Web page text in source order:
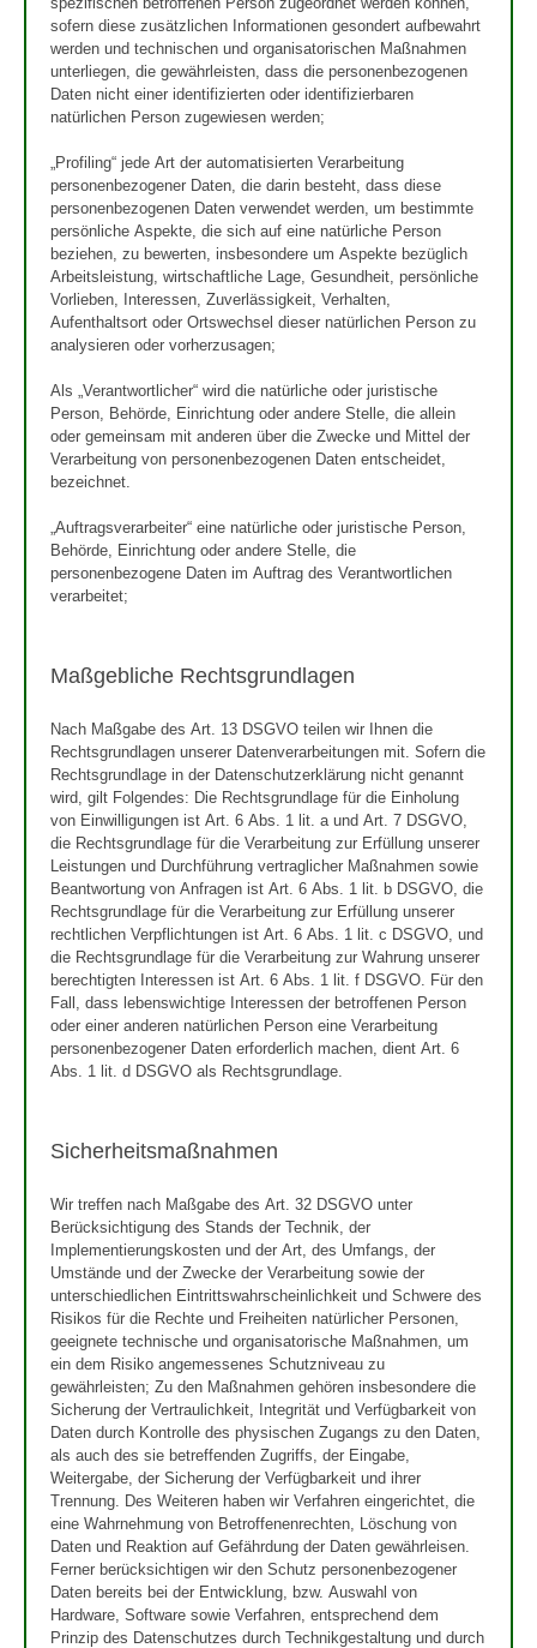
sofern diese zusätzlichen Informationen gesondert aufbewahrt
werden und technischen und organisatorischen Maßnahmen
unterliegen, die gewährleisten, dass die personenbezogenen
Daten nicht einer identifizierten oder identifizierbaren
natürlichen Person zugewiesen werden;
„Profiling“ jede Art der automatisierten Verarbeitung
personenbezogener Daten, die darin besteht, dass diese
personenbezogenen Daten verwendet werden, um bestimmte
persönliche Aspekte, die sich auf eine natürliche Person
beziehen, zu bewerten, insbesondere um Aspekte bezüglich
Arbeitsleistung, wirtschaftliche Lage, Gesundheit, persönliche
Vorlieben, Interessen, Zuverlässigkeit, Verhalten,
Aufenthaltsort oder Ortswechsel dieser natürlichen Person zu
analysieren oder vorherzusagen;
Als „Verantwortlicher“ wird die natürliche oder juristische
Person, Behörde, Einrichtung oder andere Stelle, die allein
oder gemeinsam mit anderen über die Zwecke und Mittel der
Verarbeitung von personenbezogenen Daten entscheidet,
bezeichnet.
„Auftragsverarbeiter“ eine natürliche oder juristische Person,
Behörde, Einrichtung oder andere Stelle, die
personenbezogene Daten im Auftrag des Verantwortlichen
verarbeitet;
Maßgebliche Rechtsgrundlagen
Nach Maßgabe des Art. 13 DSGVO teilen wir Ihnen die
Rechtsgrundlagen unserer Datenverarbeitungen mit. Sofern die
Rechtsgrundlage in der Datenschutzerklärung nicht genannt
wird, gilt Folgendes: Die Rechtsgrundlage für die Einholung
von Einwilligungen ist Art. 6 Abs. 1 lit. a und Art. 7 DSGVO,
die Rechtsgrundlage für die Verarbeitung zur Erfüllung unserer
Leistungen und Durchführung vertraglicher Maßnahmen sowie
Beantwortung von Anfragen ist Art. 6 Abs. 1 lit. b DSGVO, die
Rechtsgrundlage für die Verarbeitung zur Erfüllung unserer
rechtlichen Verpflichtungen ist Art. 6 Abs. 1 lit. c DSGVO, und
die Rechtsgrundlage für die Verarbeitung zur Wahrung unserer
berechtigten Interessen ist Art. 6 Abs. 1 lit. f DSGVO. Für den
Fall, dass lebenswichtige Interessen der betroffenen Person
oder einer anderen natürlichen Person eine Verarbeitung
personenbezogener Daten erforderlich machen, dient Art. 6
Abs. 1 lit. d DSGVO als Rechtsgrundlage.
Sicherheitsmaßnahmen
Wir treffen nach Maßgabe des Art. 32 DSGVO unter
Berücksichtigung des Stands der Technik, der
Implementierungskosten und der Art, des Umfangs, der
Umstände und der Zwecke der Verarbeitung sowie der
unterschiedlichen Eintrittswahrscheinlichkeit und Schwere des
Risikos für die Rechte und Freiheiten natürlicher Personen,
geeignete technische und organisatorische Maßnahmen, um
ein dem Risiko angemessenes Schutzniveau zu
gewährleisten; Zu den Maßnahmen gehören insbesondere die
Sicherung der Vertraulichkeit, Integrität und Verfügbarkeit von
Daten durch Kontrolle des physischen Zugangs zu den Daten,
als auch des sie betreffenden Zugriffs, der Eingabe,
Weitergabe, der Sicherung der Verfügbarkeit und ihrer
Trennung. Des Weiteren haben wir Verfahren eingerichtet, die
eine Wahrnehmung von Betroffenenrechten, Löschung von
Daten und Reaktion auf Gefährdung der Daten gewährleisen.
Ferner berücksichtigen wir den Schutz personenbezogener
Daten bereits bei der Entwicklung, bzw. Auswahl von
Hardware, Software sowie Verfahren, entsprechend dem
Prinzip des Datenschutzes durch Technikgestaltung und durch